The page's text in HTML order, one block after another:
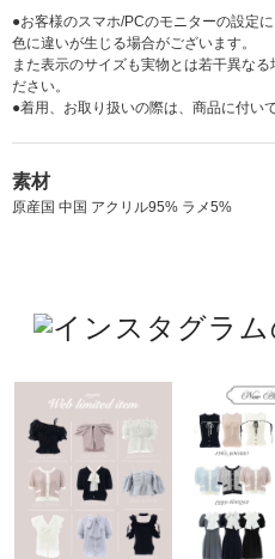
●お客様のスマホ/PCのモニターの設定
色に違いが生じる場合がございます。
また表示のサイズも実物とは若干異な
ださい。
●着用、お取り扱いの際は、商品に付い
素材
原産国 中国 アクリル95% ラメ5%